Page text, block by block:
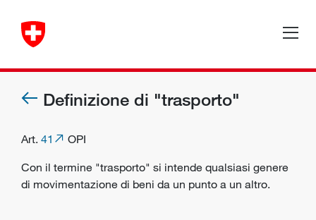
Definizione di "trasporto"
Art. 41
OPI
Con il termine "trasporto" si intende qualsiasi genere
di movimentazione di beni da un punto a un altro.